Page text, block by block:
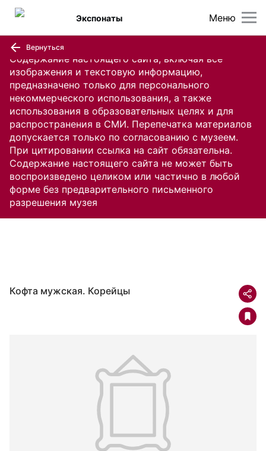
Содержание настоящего сайта, включая все
изображения и текстовую информацию,
предназначено только для персонального
некоммерческого использования, а также
использования в образовательных целях и для
распространения в СМИ. Перепечатка материалов
допускается только по согласованию с музеем.
При цитировании ссылка на сайт обязательна.
Содержание настоящего сайта не может быть
воспроизведено целиком или частично в любой
форме без предварительного письменного
разрешения музея
Меню
Экспонаты
Вернуться
Кофта мужская. Корейцы